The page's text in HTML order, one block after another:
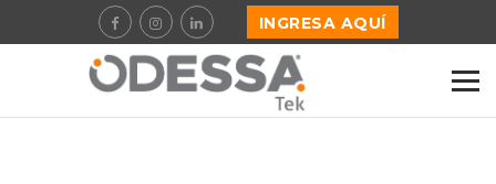
INGRESA AQUÍ